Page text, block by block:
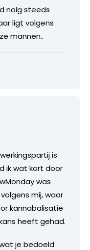
nolg steeds
ligt volgens
mannen..
is
ik wat kort door
was
mij, waar
kannabalisatie
heeft gehad.
je bedoeld